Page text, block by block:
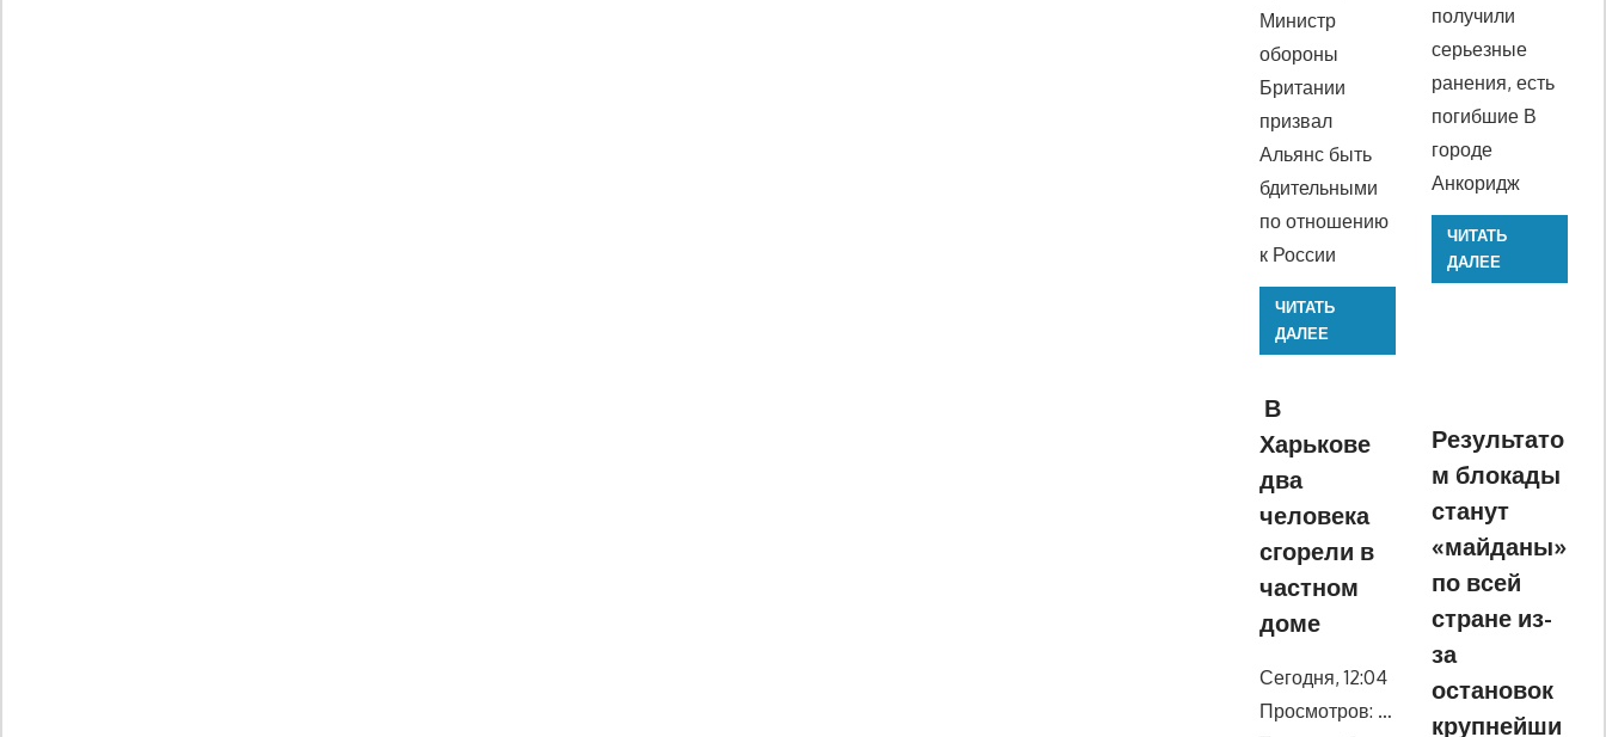
Министр
обороны
Британии
призвал
Альянс быть
бдительными
по отношению
к России
ЧИТАТЬ
ДАЛЕЕ
получили
серьезные
ранения, есть
погибшие В
городе
Анкоридж
ЧИТАТЬ
ДАЛЕЕ
В
Харькове
два
человека
сгорели в
частном
доме
Сегодня, 12:04
Просмотров: …
Результато
м блокады
станут
«майданы»
по всей
стране из-
за
остановок
крупнейши